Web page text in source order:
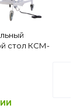
стол КСМ-